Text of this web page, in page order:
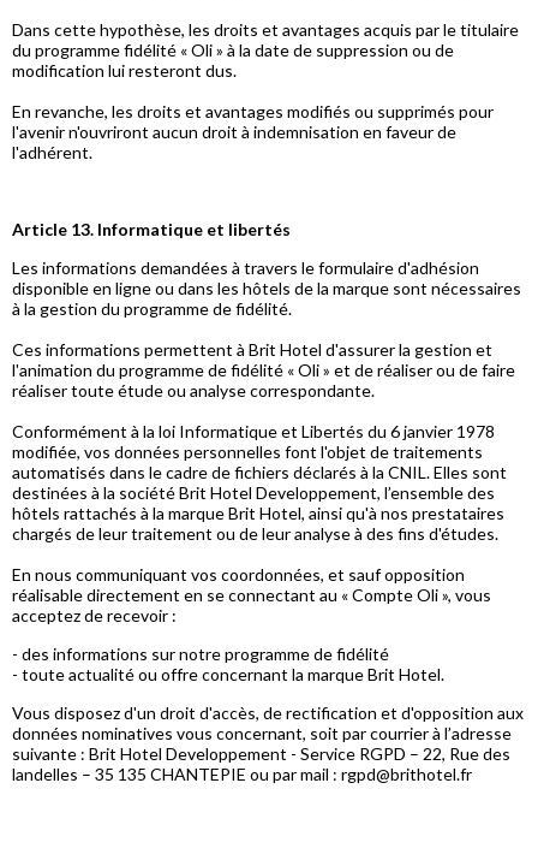
Dans cette hypothèse, les droits et avantages acquis par le titulaire
du programme fidélité « Oli » à la date de suppression ou de
modification lui resteront dus.
En revanche, les droits et avantages modifiés ou supprimés pour
l'avenir n'ouvriront aucun droit à indemnisation en faveur de
l'adhérent.
Article 13. Informatique et libertés
Les informations demandées à travers le formulaire d'adhésion
disponible en ligne ou dans les hôtels de la marque sont nécessaires
à la gestion du programme de fidélité.
Ces informations permettent à Brit Hotel d'assurer la gestion et
l'animation du programme de fidélité « Oli » et de réaliser ou de faire
réaliser toute étude ou analyse correspondante.
Conformément à la loi Informatique et Libertés du 6 janvier 1978
modifiée, vos données personnelles font l'objet de traitements
automatisés dans le cadre de fichiers déclarés à la CNIL. Elles sont
destinées à la société Brit Hotel Developpement, l’ensemble des
hôtels rattachés à la marque Brit Hotel, ainsi qu'à nos prestataires
chargés de leur traitement ou de leur analyse à des fins d'études.
En nous communiquant vos coordonnées, et sauf opposition
réalisable directement en se connectant au « Compte Oli », vous
acceptez de recevoir :
- des informations sur notre programme de fidélité
- toute actualité ou offre concernant la marque Brit Hotel.
Vous disposez d'un droit d'accès, de rectification et d'opposition aux
données nominatives vous concernant, soit par courrier à l’adresse
suivante : Brit Hotel Developpement - Service RGPD – 22, Rue des
landelles – 35 135 CHANTEPIE ou par mail : rgpd@brithotel.fr